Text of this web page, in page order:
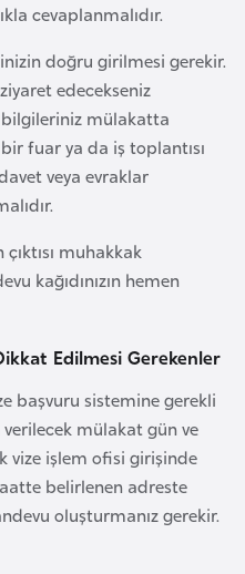
cevaplanmalıdır.
doğru girilmesi gerekir.
edecekseniz
bilgileriniz mülakatta
bir fuar ya da iş toplantısı
veya evraklar
çıktısı muhakkak
kağıdınızın hemen
Edilmesi Gerekenler
başvuru sistemine gerekli
verilecek mülakat gün ve
vize işlem ofisi girişinde
belirlenen adreste
oluşturmanız gerekir.